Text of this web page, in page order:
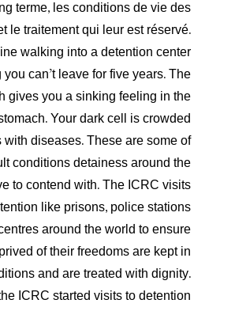
terme, les conditions de vie des
le traitement qui leur est réservé.
walking into a detention center
you can’t leave for five years. The
gives you a sinking feeling in the
Your dark cell is crowded
with diseases. These are some of
conditions detainess around the
to contend with. The ICRC visits
like prisons, police stations
around the world to ensure
of their freedoms are kept in
and are treated with dignity.
the ICRC started visits to detention